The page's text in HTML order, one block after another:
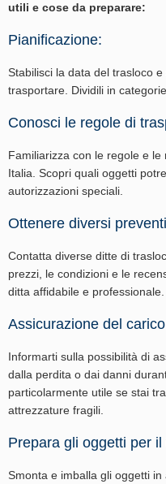
utili e cose da preparare:
Pianificazione:
Stabilisci la data del trasloco
trasportare. Dividili in
Conosci le regole di
Familiarizza con le regole e
Italia. Scopri quali oggetti
autorizzazioni speciali.
Ottenere diversi
Contatta diverse ditte di
prezzi, le condizioni e le
ditta affidabile e professionale.
Assicurazione del
Informarti sulla possibilità di
dalla perdita o dai danni
particolarmente utile se stai
attrezzature fragili.
Prepara gli oggetti per il
Smonta e imballa gli oggetti